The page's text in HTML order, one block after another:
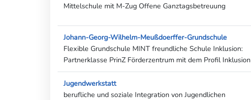
Mittelschule mit M-Zug Offene Ganztagsbetreuung
Johann-Georg-Wilhelm-Meußdoerffer-Grundschule
Flexible Grundschule MINT freundliche Schule Inklusion:
Partnerklasse PrinZ Förderzentrum mit dem Profil Inklusion
Jugendwerkstatt
berufliche und soziale Integration von Jugendlichen